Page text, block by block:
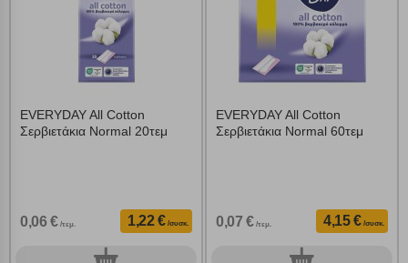
EVERYDAY All Cotton
Σερβιετάκια Normal 20τεμ
0,06 € /τεμ. 1,22 € /συσκ.
0 συσκ.
EVERYDAY All Cotton
Σερβιετάκια Normal 60τεμ
0,07 € /τεμ. 4,15 € /συσκ.
0 συσκ.